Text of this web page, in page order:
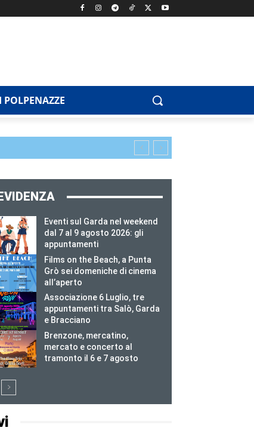
Eventi sul Garda nel weekend
dal 7 al 9 agosto 2026: gli
appuntamenti
Films on the Beach, a Punta
Grò sei domeniche di cinema
all’aperto
Associazione 6 Luglio, tre
appuntamenti tra Salò, Garda
e Bracciano
Brenzone, mercatino,
mercato e concerto al
tramonto il 6 e 7 agosto